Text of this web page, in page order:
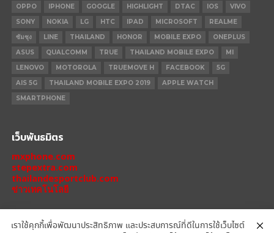
OPPO
IPHONE GOOGLE HIGHLIGHT DTAC IOS
VIVO
SONY
NOKIA LG HTC IPAD MICROSOFT
REALME
ซัมซุง
LINE THAILAND HONOR MOBILE EXPO
ONEPLUS
ASUS
QUALCOMM TRUE THAILAND MOBILE EXPO
MI
LENOVO
MOTOROLA TRUEMOVE H FACEBOOK
5G
AIS 5G
THAILAND MOBILE EXPO 2019
APPLE WATCH
SMARTPHONE
เว็บพันธมิตร
mxphone.com
stepextra.com
thailandesportclub.com
ข่าวเทคโนโลยี
เราใช้คุกกี้เพื่อพัฒนาประสิทธิภาพ และประสบการณ์ที่ดีในการใช้เว็บไซต์